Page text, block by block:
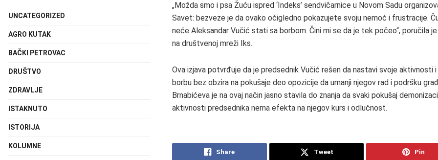
„Možda smo i psa Žuću ispred ‘Indeks’ sendvičarnice u Novom Sadu
Savet: bezveze je da ovako očigledno pokazujete svoju nemoć i frustracije.
neće Aleksandar Vučić stati sa borbom. Čini mi se da je tek počeo“, poručila
na društvenoj mreži Iks.
Ova izjava potvrđuje da je predsednik Vučić rešen da nastavi svoje aktivnosti
borbu bez obzira na pokušaje deo opozicije da umanji njegov rad i podršku
Brnabićeva je na ovaj način jasno stavila do znanja da svaki pokušaj
aktivnosti predsednika nema efekta na njegov kurs i odlučnost.
Share Tweet Pin
UNCATEGORIZED
AGRO KUTAK
BAČKI PETROVAC
DRUŠTVO
ZDRAVLJE
ISTAKNUTO
ISTORIJA
KOLUMNE